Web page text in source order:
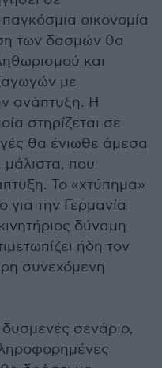
οικονομία
των δασμών θα
και
με
ανάπτυξη. Η
στηρίζεται σε
θα ένιωθε άμεσα
μάλιστα, που
Το «χτύπημα»
για την Γερμανία
δύναμη
ήδη τον
συνεχόμενη
σενάριο,